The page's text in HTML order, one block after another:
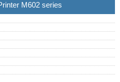
M602 series